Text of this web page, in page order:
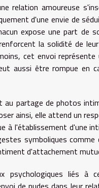
relation amoureuse
d'une envie de
expose une part de
la solidité de
cet envoi
aussi être rompue en
partage de photos
ainsi, elle attend un
à l'établissement d'une
symboliques
d'attachement
psychologiques liés à